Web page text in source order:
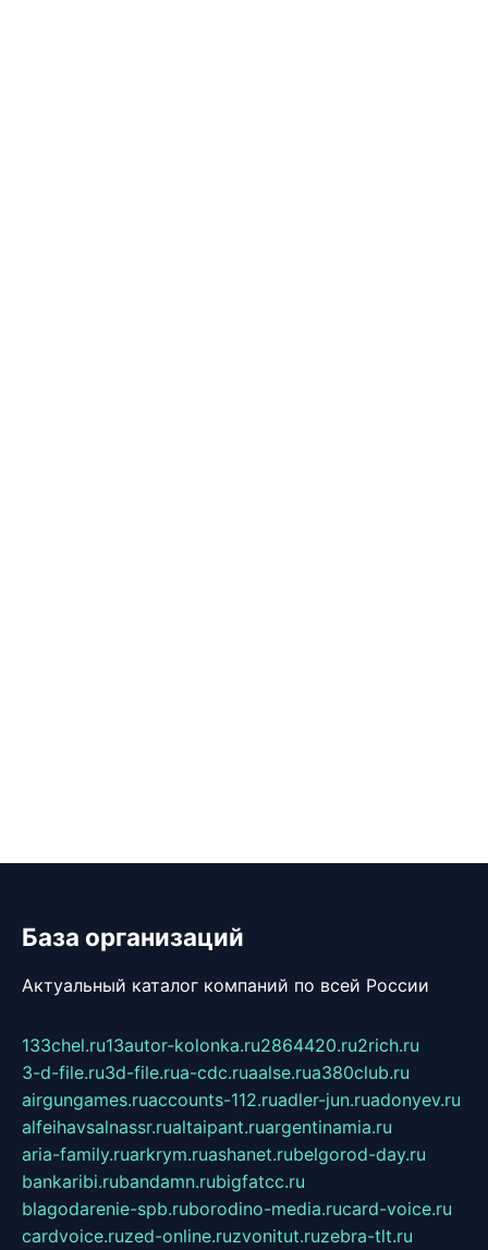
База организаций
Актуальный каталог компаний по всей России
133chel.ru13autor-kolonka.ru2864420.ru2rich.ru
3-d-file.ru3d-file.rua-cdc.ruaalse.rua380club.ru
airgungames.ruaccounts-112.ruadler-jun.ruadonyev.ru
alfeihavsalnassr.rualtaipant.ruargentinamia.ru
aria-family.ruarkrym.ruashanet.rubelgorod-day.ru
bankaribi.rubandamn.rubigfatcc.ru
blagodarenie-spb.ruborodino-media.rucard-voice.ru
cardvoice.ruzed-online.ruzvonitut.ruzebra-tlt.ru